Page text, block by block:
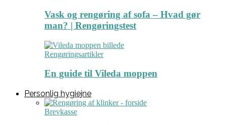
Vask og rengøring af sofa – Hvad gør
man? | Rengøringstest
Rengøringsartikler
En guide til Vileda moppen
Personlig hygiejne
Brevkasse